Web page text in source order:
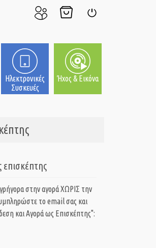
μου
Ηλεκτρονικές
Συσκευές
Ήχος & Εικόνα
στην αγορά ΧΩΡΙΣ την
το email σας και
και Αγορά ως Eπισκέπτης":